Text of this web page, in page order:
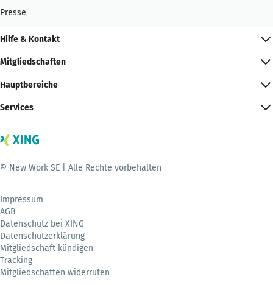
Presse
Hilfe & Kontakt
Mitgliedschaften
Hauptbereiche
Services
© New Work SE | Alle Rechte vorbehalten
Impressum
AGB
Datenschutz bei XING
Datenschutzerklärung
Mitgliedschaft kündigen
Tracking
Mitgliedschaften widerrufen